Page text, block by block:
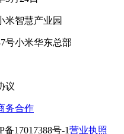
米智慧产业园
号小米华东总部
议
务合作
备17017388号-1营业执照